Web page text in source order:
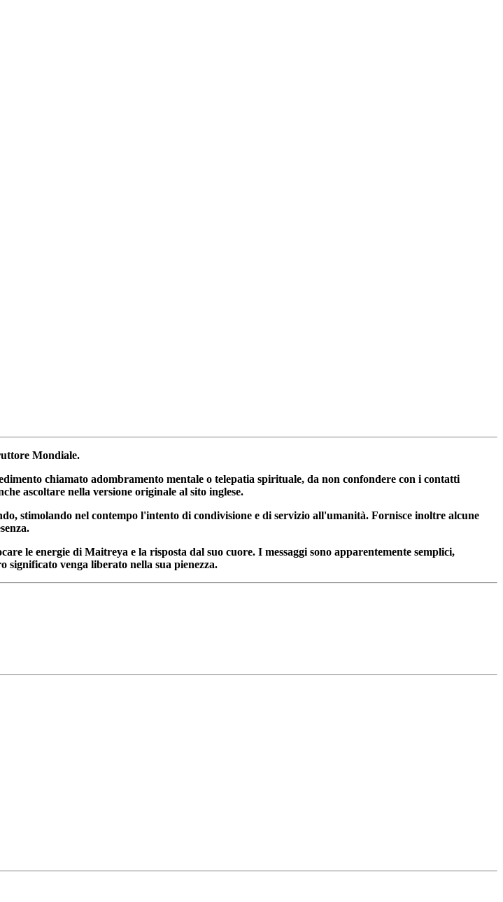
Mondiale.
chiamato adombramento mentale o telepatia spirituale, da non confondere con i contatti
ascoltare nella versione originale al sito inglese.
stimolando nel contempo l'intento di condivisione e di servizio all'umanità. Fornisce inoltre alcune
le energie di Maitreya e la risposta dal suo cuore. I messaggi sono apparentemente semplici,
significato venga liberato nella sua pienezza.